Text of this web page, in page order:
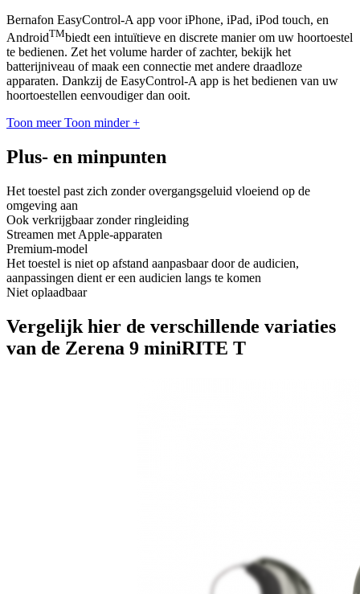
Bernafon EasyControl-A app voor iPhone, iPad, iPod touch, en
AndroidTMbiedt een intuïtieve en discrete manier om uw hoortoestel
te bedienen. Zet het volume harder of zachter, bekijk het
batterijniveau of maak een connectie met andere draadloze
apparaten. Dankzij de EasyControl-A app is het bedienen van uw
hoortoestellen eenvoudiger dan ooit.
Toon meer Toon minder +
Plus- en minpunten
Het toestel past zich zonder overgangsgeluid vloeiend op de
omgeving aan
Ook verkrijgbaar zonder ringleiding
Streamen met Apple-apparaten
Premium-model
Het toestel is niet op afstand aanpasbaar door de audicien,
aanpassingen dient er een audicien langs te komen
Niet oplaadbaar
Vergelijk hier de verschillende variaties
van de Zerena 9 miniRITE T